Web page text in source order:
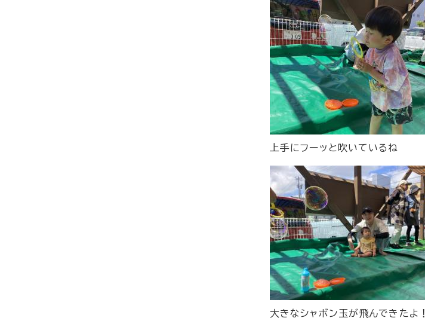
上手にフーッと吹いているね
大きなシャボン玉が飛んできたよ！